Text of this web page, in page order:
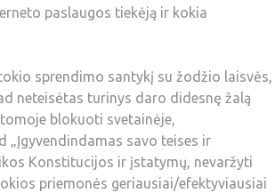
paslaugos tiekėją ir kokia
sprendimo santykį su žodžio laisvės,
neteisėtas turinys daro didesnę žalą
blokuoti svetainėje,
„Įgyvendindamas savo teises ir
Konstitucijos ir įstatymų, nevaržyti
priemonės geriausiai/efektyviausiai